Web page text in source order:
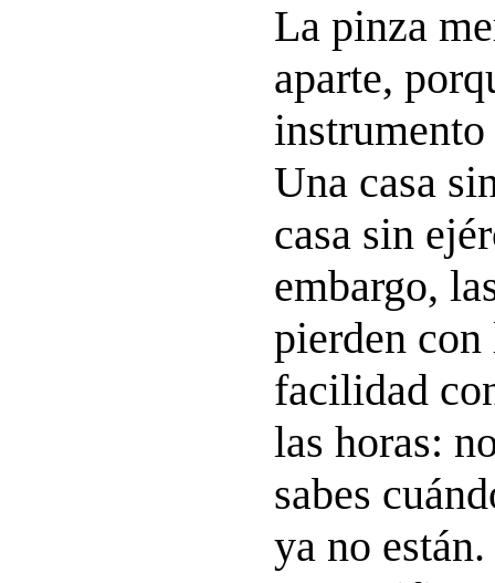
La pinza
aparte,
instrumento
Una casa
casa sin
embargo,
pierden
facilidad
las horas:
sabes
ya no